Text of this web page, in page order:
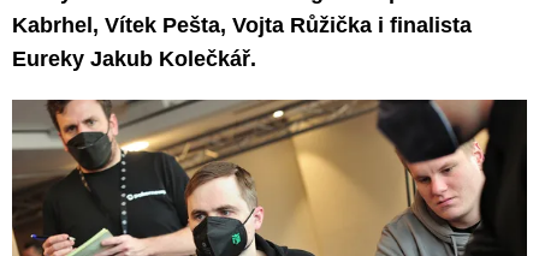
Kabrhel, Vítek Pešta, Vojta Růžička i finalista
Eureky Jakub Kolečkář.